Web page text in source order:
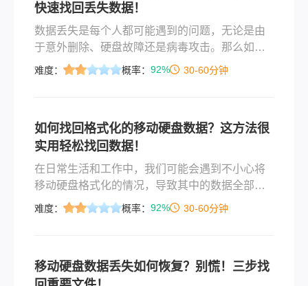
快速找回丢失数据！
数据丢失是每个人都可能遇到的问题，无论是由
于意外删除、硬盘故障还是病毒攻击。那么如何
恢复快速格式化的硬盘数据呢？本文将介绍几种
难度： 概率： 92% 30-60分钟
如何找回格式化的移动硬盘数据？这方法很
实用轻松找回数据！
​在日常生活和工作中，我们可能会遇到不小心将
移动硬盘格式化的情况，导致其中的数据全部丢
失。面对这种情况，许多人可能会感到焦虑和无
供您参考。
难度： 概率： 92% 30-60分钟
移动硬盘数据丢失如何恢复？别慌！三步找